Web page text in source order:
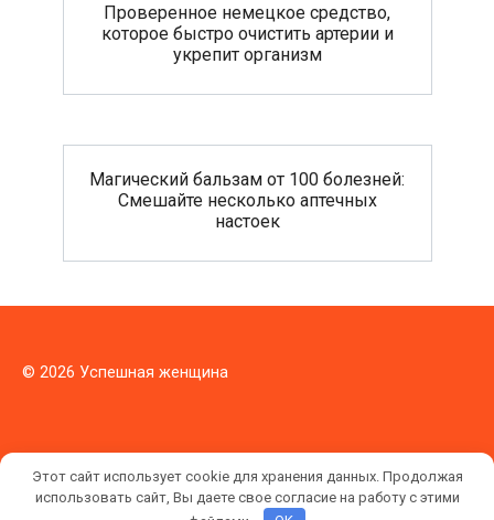
Проверенное немецкое средство,
которое быстро очистить артерии и
укрепит организм
Магический бальзам от 100 болезней:
Смешайте несколько аптечных
настоек
© 2026 Успешная женщина
Этот сайт использует cookie для хранения данных. Продолжая
использовать сайт, Вы даете свое согласие на работу с этими